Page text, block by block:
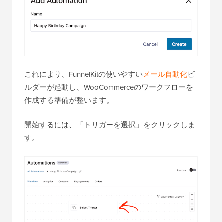
これにより、FunnelKitの使いやすいメール自動化ビ
ルダーが起動し、WooCommerceのワークフローを
作成する準備が整います。
開始するには、「トリガーを選択」をクリックしま
す。